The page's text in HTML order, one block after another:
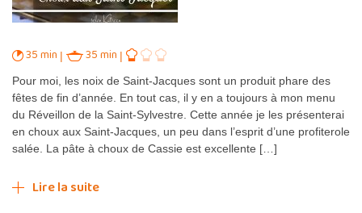
35 min 35 min
Pour moi, les noix de Saint-Jacques sont un produit phare des
fêtes de fin d’année. En tout cas, il y en a toujours à mon menu
du Réveillon de la Saint-Sylvestre. Cette année je les présenterai
en choux aux Saint-Jacques, un peu dans l’esprit d’une profiterole
salée. La pâte à choux de Cassie est excellente […]
Lire la suite